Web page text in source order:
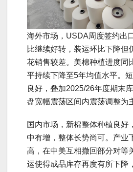
海外市场，USDA周度签约出
比继续好转，装运环比下降但
花销售较差。美棉种植进度同
平持续下降至5年均值水平。
良好，叠加2025/26年度期末
盘宽幅震荡区间内震荡调整为
国内市场，新棉整体种植良好
中有增，整体长势尚可。产业
高，在中美互相撤回部分对等
运使得成品库存再度有所下降